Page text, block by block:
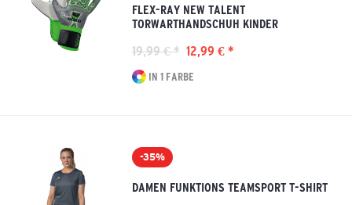
FLEX-RAY NEW TALENT
TORWARTHANDSCHUH KINDER
19,99 € * 12,99 € *
IN 1 FARBE
-35%
DAMEN FUNKTIONS TEAMSPORT T-SHIRT